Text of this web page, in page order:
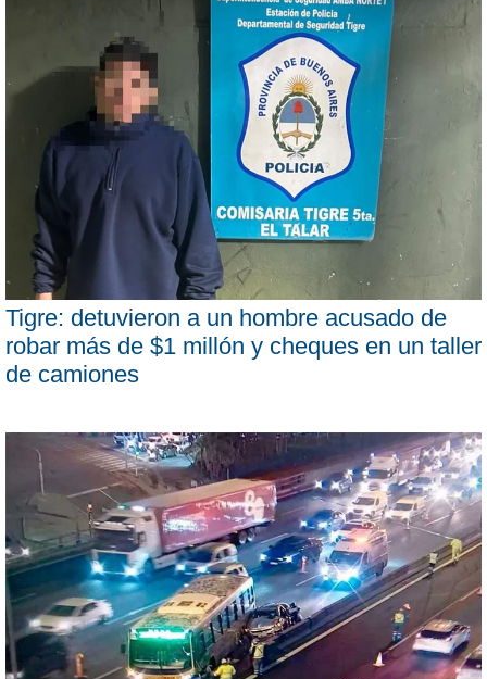
Tigre: detuvieron a un hombre acusado de
robar más de $1 millón y cheques en un taller
de camiones